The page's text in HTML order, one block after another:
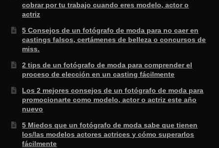
cobrar por tu trabajo cuando eres modelo, actor o
actriz
5 Consejos de un fotógrafo de moda para no caer en
castings falsos, certámenes de belleza o concursos de
miss.
2 tips de un fotógrafo de moda para comprender el
proceso de elección en un casting fácilmente
Los 2 mejores consejos de un fotógrafo de moda para
promocionarte como modelo, actor o actriz este año
nuevo
5 Miedos que un fotógrafo de moda sabe que tienen
los/las modelos actores actrices y cómo superarlos
fácilmente